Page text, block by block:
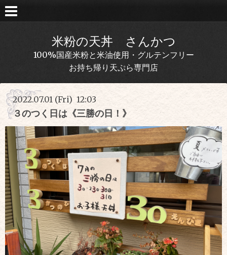
米粉の天丼 さんかつ
100%国産米粉と米油使用・グルテンフリー
お持ち帰り天ぷら専門店
2022.07.01 (Fri) 12:03
３のつく日は《三勝の日！》